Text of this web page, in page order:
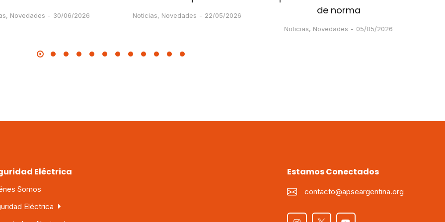
, Novedades 30/06/2026 Noticias, Novedades 22/05/2026
de norma
Noticias, Novedades 05/05/2026
Eléctrica
Somos
Eléctrica
Estamos Conectados
contacto@apseargentina.org